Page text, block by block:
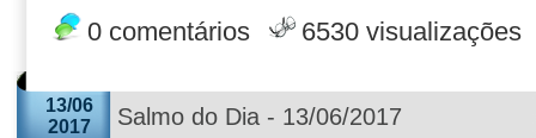
0 comentários 6530 visualizações
13/06
2017
Salmo do Dia - 13/06/2017